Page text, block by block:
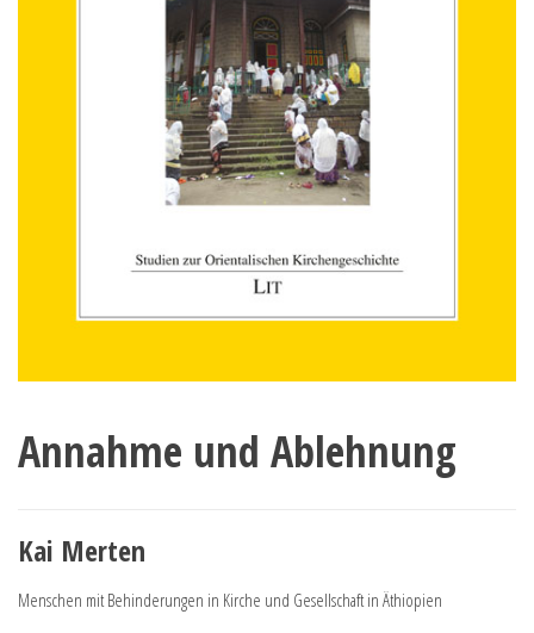
Annahme und Ablehnung
Kai Merten
Menschen mit Behinderungen in Kirche und Gesellschaft in Äthiopien